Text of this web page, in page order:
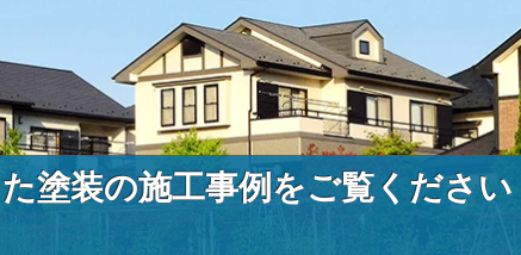
塗装の施工事例をご覧ください